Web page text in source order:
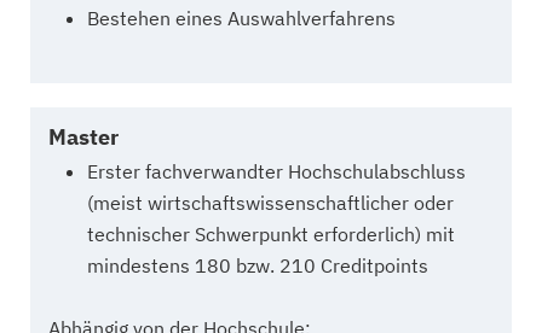
Bestehen eines Auswahlverfahrens
Master
Erster fachverwandter Hochschulabschluss
(meist wirtschaftswissenschaftlicher oder
technischer Schwerpunkt erforderlich) mit
mindestens 180 bzw. 210 Creditpoints
Abhängig von der Hochschule: